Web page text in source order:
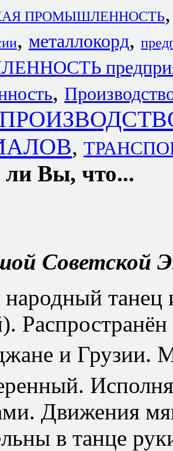
ПРОМЫШЛЕННОСТЬ
, металлокорд,
,
,
ли Вы, что...
Советской
народный танец
и Грузии.
Движения
в танце